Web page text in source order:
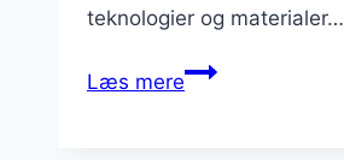
teknologier og materialer…
Læs mereHusbyggeri